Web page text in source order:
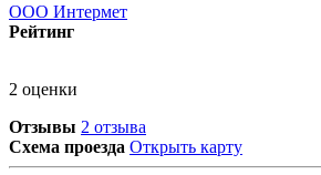
ООО Интермет
Рейтинг
2 оценки
Отзывы 2 отзыва
Схема проезда Открыть карту